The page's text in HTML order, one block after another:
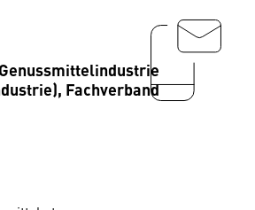
Fachverband